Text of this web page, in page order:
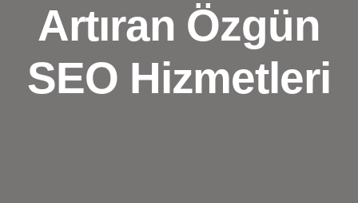
Artıran Özgün
SEO Hizmetleri